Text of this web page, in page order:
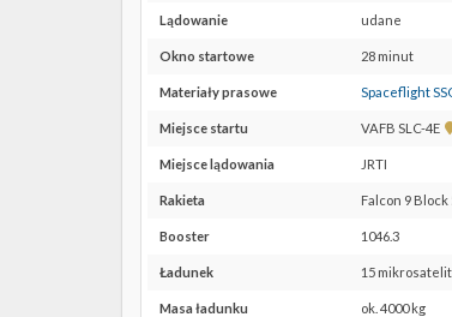
Lądowanie udane
Okno startowe 28 minut
Materiały prasowe Spaceflight
Miejsce startu VAFB SLC-4E
Miejsce lądowania JRTI
Rakieta Falcon 9 Block
Booster 1046.3
Ładunek 15
Masa ładunku ok. 4000 kg